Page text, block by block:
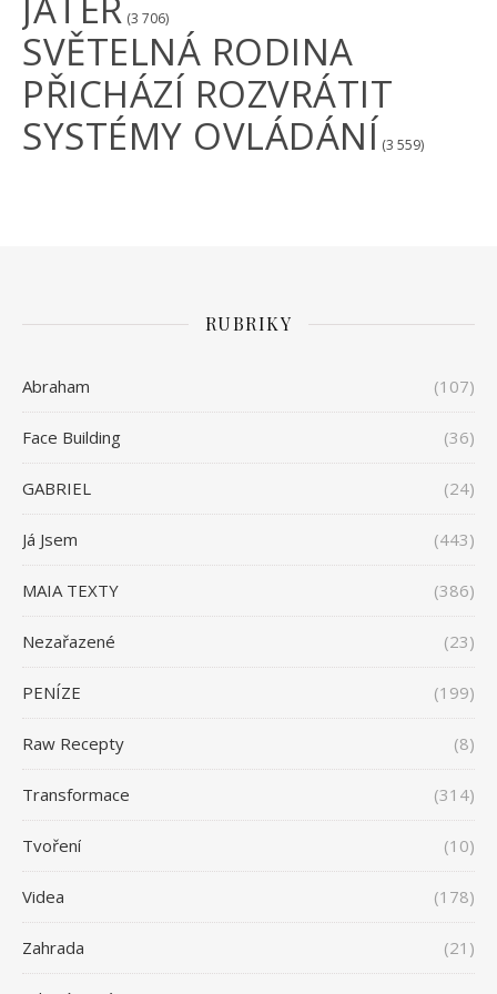
(3 706)
SVĚTELNÁ RODINA
PŘICHÁZÍ ROZVRÁTIT
SYSTÉMY OVLÁDÁNÍ (3 559)
RUBRIKY
Abraham (107)
Face Building (36)
GABRIEL (24)
Já Jsem (443)
MAIA TEXTY (386)
Nezařazené (23)
PENÍZE (199)
Raw Recepty (8)
Transformace (314)
Tvoření (10)
Videa (178)
Zahrada (21)